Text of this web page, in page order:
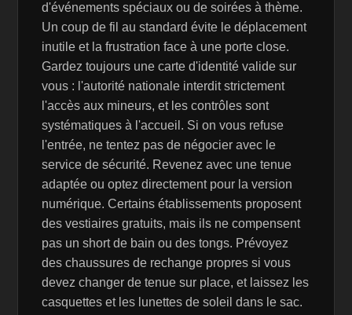
d'événements spéciaux ou de soirées à thème.
Un coup de fil au standard évite le déplacement
inutile et la frustration face à une porte close.
Gardez toujours une carte d'identité valide sur
vous : l'autorité nationale interdit strictement
l'accès aux mineurs, et les contrôles sont
systématiques à l'accueil. Si on vous refuse
l'entrée, ne tentez pas de négocier avec le
service de sécurité. Revenez avec une tenue
adaptée ou optez directement pour la version
numérique. Certains établissements proposent
des vestiaires gratuits, mais ils ne compensent
pas un short de bain ou des tongs. Prévoyez
des chaussures de rechange propres si vous
devez changer de tenue sur place, et laissez les
casquettes et les lunettes de soleil dans le sac.